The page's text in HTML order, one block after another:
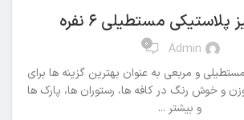
مستطیلی ۶ نفره
Admin
0
و مربعی به عنوان بهترین گزینه ها برای
و خوش رنگ در کافه ها، رستوران ها، پارک ها
و بیشتر ...